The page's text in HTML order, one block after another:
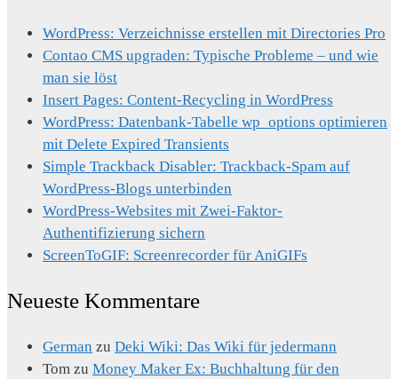
WordPress: Verzeichnisse erstellen mit Directories Pro
Contao CMS upgraden: Typische Probleme – und wie
man sie löst
Insert Pages: Content-Recycling in WordPress
WordPress: Datenbank-Tabelle wp_options optimieren
mit Delete Expired Transients
Simple Trackback Disabler: Trackback-Spam auf
WordPress-Blogs unterbinden
WordPress-Websites mit Zwei-Faktor-
Authentifizierung sichern
ScreenToGIF: Screenrecorder für AniGIFs
Neueste Kommentare
German zu Deki Wiki: Das Wiki für jedermann
Tom zu Money Maker Ex: Buchhaltung für den